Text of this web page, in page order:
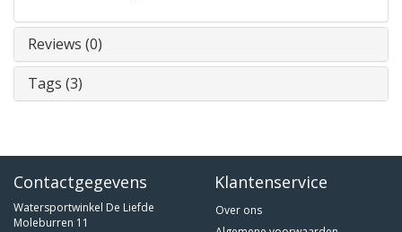
Reviews (0)
Tags (3)
Contactgegevens
Watersportwinkel De Liefde
Moleburren 11
Klantenservice
Over ons